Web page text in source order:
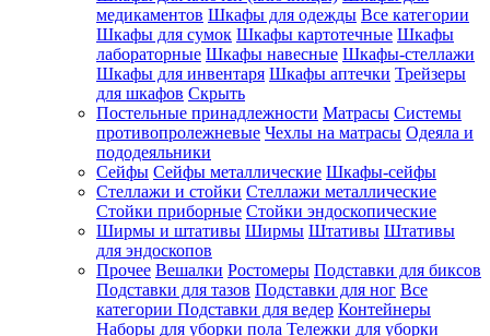
медикаментов Шкафы для одежды Все категории
Шкафы для сумок Шкафы картотечные Шкафы
лабораторные Шкафы навесные Шкафы-стеллажи
Шкафы для инвентаря Шкафы аптечки Трейзеры
для шкафов Скрыть
Постельные принадлежности Матрасы Системы
противопролежневые Чехлы на матрасы Одеяла и
пододеяльники
Сейфы Сейфы металлические Шкафы-сейфы
Стеллажи и стойки Стеллажи металлические
Стойки приборные Стойки эндоскопические
Ширмы и штативы Ширмы Штативы Штативы
для эндоскопов
Прочее Вешалки Ростомеры Подставки для биксов
Подставки для тазов Подставки для ног Все
категории Подставки для ведер Контейнеры
Наборы для уборки пола Тележки для уборки